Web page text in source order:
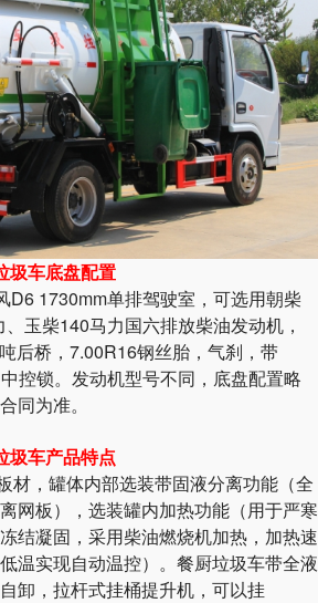
圾车底盘配置
1730mm单排驾驶室，可选用朝柴
玉柴140马力国六排放柴油发动机，
后桥，7.00R16钢丝胎，气刹，带
控锁。发动机型号不同，底盘配置略
同为准。
圾车产品特点
，罐体内部选装带固液分离功能（全
网板），选装罐内加热功能（用于严寒
结凝固，采用柴油燃烧机加热，加热速
温实现自动温控）。餐厨垃圾车带全液
卸，拉杆式挂桶提升机，可以挂